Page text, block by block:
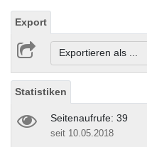
Export
Exportieren als ...
Statistiken
Seitenaufrufe: 39
seit 10.05.2018